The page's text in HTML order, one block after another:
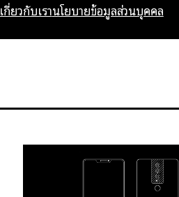
เกี่ยวกับเรานโยบายข้อมูลส่วนบุคคล